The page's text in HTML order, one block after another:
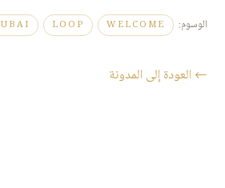
الوسوم:
WELCOME
LOOP
← العودة إلى المدونة